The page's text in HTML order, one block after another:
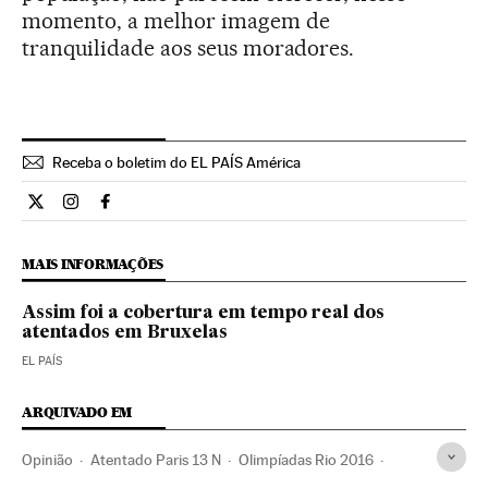
momento, a melhor imagem de
tranquilidade aos seus moradores.
Receba o boletim do EL PAÍS América
Opiniao El País Brasil en Twitter
Opiniao El País Brasil en Instagram
Opiniao El País Brasil en Facebook
MAIS INFORMAÇÕES
Assim foi a cobertura em tempo real dos
atentados em Bruxelas
EL PAÍS
ARQUIVADO EM
Opinião Atentado Paris 13 N Olimpíadas Rio 2016